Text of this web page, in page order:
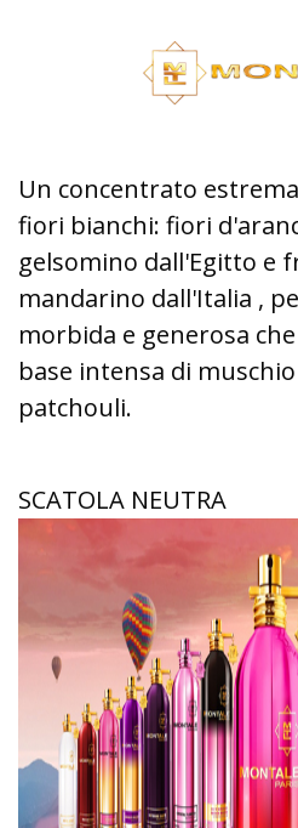
Un concentrato
fiori bianchi: fiori
gelsomino dall'Egitto e
mandarino dall'Italia ,
morbida e generosa
base intensa di
patchouli.
SCATOLA NEUTRA